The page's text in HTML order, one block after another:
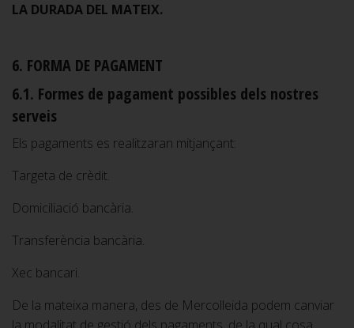
LA DURADA DEL MATEIX.
6. FORMA DE PAGAMENT
6.1. Formes de pagament possibles dels nostres
serveis
Els pagaments es realitzaran mitjançant:
Targeta de crèdit.
Domiciliació bancària.
Transferència bancària.
Xec bancari.
De la mateixa manera, des de Mercolleida podem canviar